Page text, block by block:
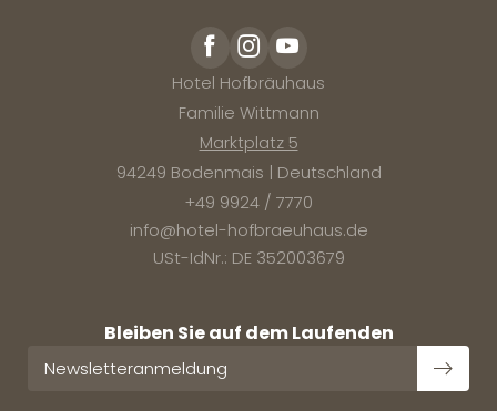
Hotel Hofbräuhaus
Familie Wittmann
Marktplatz 5
94249 Bodenmais | Deutschland
+49 9924 / 7770
info@hotel-hofbraeuhaus.de
USt-IdNr.: DE 352003679
Bleiben Sie auf dem Laufenden
Newsletteranmeldung